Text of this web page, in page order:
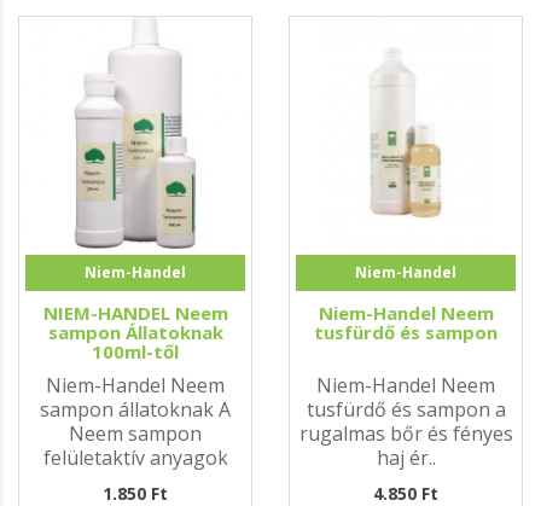
Niem-Handel
NIEM-HANDEL Neem
sampon Állatoknak
100ml-től
Niem-Handel Neem
sampon állatoknak A
Neem sampon
felületaktív anyagok
segí..
1.850 Ft
Niem-Handel
Niem-Handel Neem
tusfürdő és sampon
Niem-Handel Neem
tusfürdő és sampon a
rugalmas bőr és fényes
haj ér..
4.850 Ft